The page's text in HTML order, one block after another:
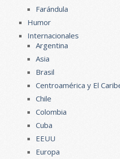
Farándula
Humor
Internacionales
Argentina
Asia
Brasil
Centroamérica y El
Chile
Colombia
Cuba
EEUU
Europa